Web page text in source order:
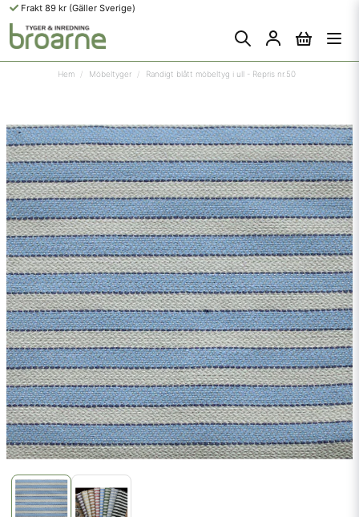
Frakt 89 kr (Gäller Sverige)
Hem Möbeltyger Randigt blått möbeltyg i ull - Repris nr.50